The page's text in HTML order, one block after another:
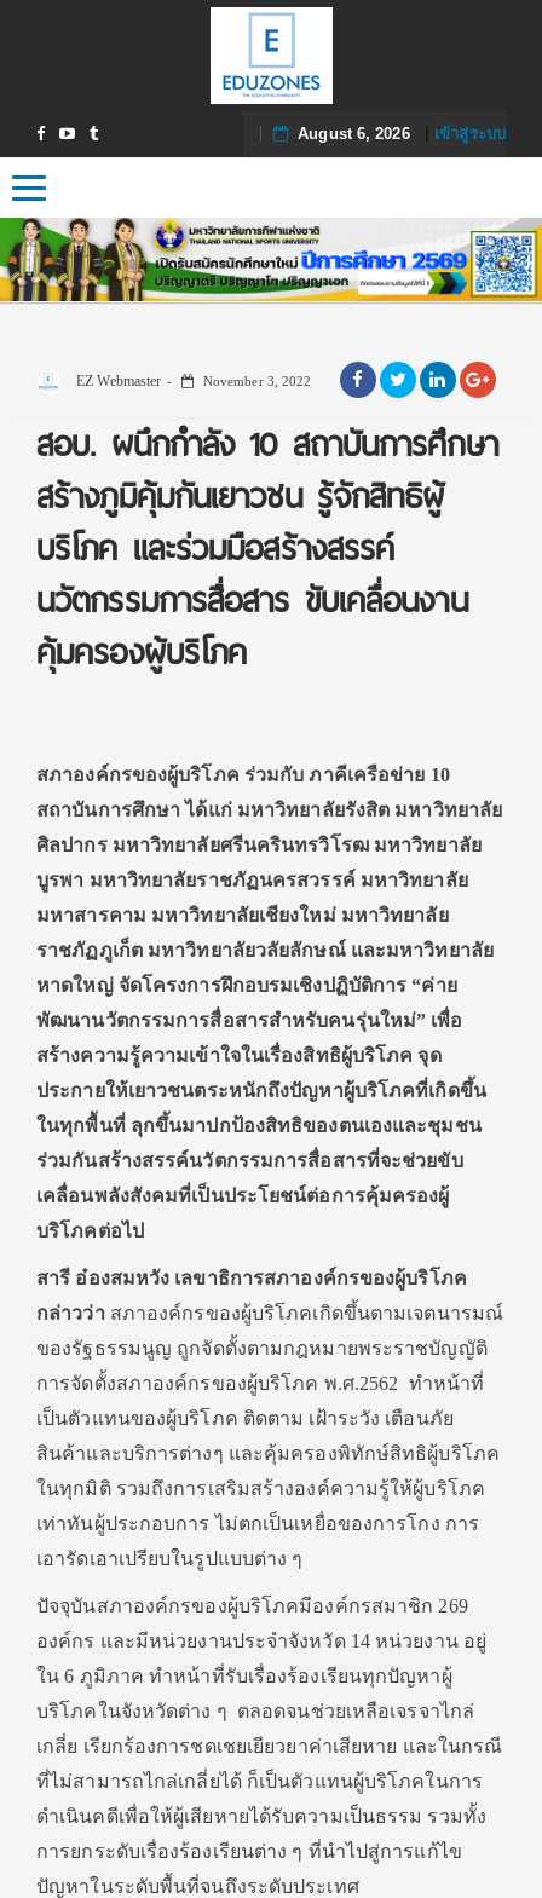
August 6, 2026| เข้าสู่ระบบ
Toggle navigation
EZ Webmaster November 3, 2022
สอบ. ผนึกกำลัง 10 สถาบันการศึกษา
สร้างภูมิคุ้มกันเยาวชน รู้จักสิทธิผู้
บริโภค และร่วมมือสร้างสรรค์
นวัตกรรมการสื่อสาร ขับเคลื่อนงาน
คุ้มครองผู้บริโภค
สภาองค์กรของผู้บริโภค ร่วมกับ ภาคีเครือข่าย 10
สถาบันการศึกษา ได้แก่ มหาวิทยาลัยรังสิต มหาวิทยาลัย
ศิลปากร มหาวิทยาลัยศรีนครินทรวิโรฒ มหาวิทยาลัย
บูรพา มหาวิทยาลัยราชภัฏนครสวรรค์ มหาวิทยาลัย
มหาสารคาม มหาวิทยาลัยเชียงใหม่ มหาวิทยาลัย
ราชภัฏภูเก็ต มหาวิทยาลัยวลัยลักษณ์ และมหาวิทยาลัย
หาดใหญ่ จัดโครงการฝึกอบรมเชิงปฏิบัติการ “ค่าย
พัฒนานวัตกรรมการสื่อสารสำหรับคนรุ่นใหม่” เพื่อ
สร้างความรู้ความเข้าใจในเรื่องสิทธิผู้บริโภค จุด
ประกายให้เยาวชนตระหนักถึงปัญหาผู้บริโภคที่เกิดขึ้น
ในทุกพื้นที่ ลุกขึ้นมาปกป้องสิทธิของตนเองและชุมชน
ร่วมกันสร้างสรรค์นวัตกรรมการสื่อสารที่จะช่วยขับ
เคลื่อนพลังสังคมที่เป็นประโยชน์ต่อการคุ้มครองผู้
บริโภคต่อไป
สารี อ๋องสมหวัง เลขาธิการสภาองค์กรของผู้บริโภค
กล่าวว่า สภาองค์กรของผู้บริโภคเกิดขึ้นตามเจตนารมณ์
ของรัฐธรรมนูญ ถูกจัดตั้งตามกฎหมายพระราชบัญญัติ
การจัดตั้งสภาองค์กรของผู้บริโภค พ.ศ.2562 ทำหน้าที่
เป็นตัวแทนของผู้บริโภค ติดตาม เฝ้าระวัง เตือนภัย
สินค้าและบริการต่างๆ และคุ้มครองพิทักษ์สิทธิผู้บริโภค
ในทุกมิติ รวมถึงการเสริมสร้างองค์ความรู้ให้ผู้บริโภค
เท่าทันผู้ประกอบการ ไม่ตกเป็นเหยื่อของการโกง การ
เอารัดเอาเปรียบในรูปแบบต่าง ๆ
ปัจจุบันสภาองค์กรของผู้บริโภคมีองค์กรสมาชิก 269
องค์กร และมีหน่วยงานประจำจังหวัด 14 หน่วยงาน อยู่
ใน 6 ภูมิภาค ทำหน้าที่รับเรื่องร้องเรียนทุกปัญหาผู้
บริโภคในจังหวัดต่าง ๆ ตลอดจนช่วยเหลือเจรจาไกล่
เกลี่ย เรียกร้องการชดเชยเยียวยาค่าเสียหาย และในกรณี
ที่ไม่สามารถไกล่เกลี่ยได้ ก็เป็นตัวแทนผู้บริโภคในการ
ดำเนินคดีเพื่อให้ผู้เสียหายได้รับความเป็นธรรม รวมทั้ง
การยกระดับเรื่องร้องเรียนต่าง ๆ ที่นำไปสู่การแก้ไข
ปัญหาในระดับพื้นที่จนถึงระดับประเทศ